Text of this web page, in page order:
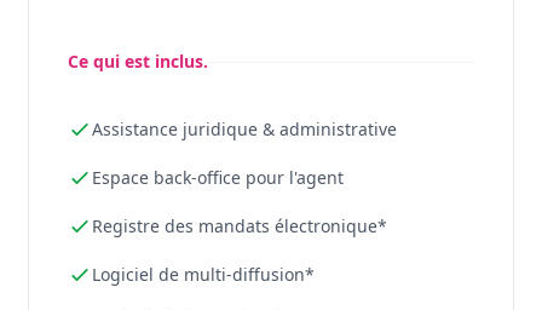
Ce qui est inclus.
Assistance juridique & administrative
Espace back-office pour l'agent
Registre des mandats électronique*
Logiciel de multi-diffusion*